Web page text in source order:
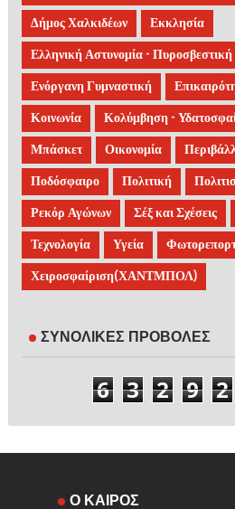
Δήμος Χαλκιδέων Εκκλησία
Ελληνική Αστυνομία - Πυροσβεστική
Ενόργανη Γυμναστική
Κοινωνία Κολύμβηση -
Μπάσκετ Οικονομία
Ποδόσφαιρο Πολιτική
Ρεκόρ Αγώνων Σέξ και Σχέσεις
Τεχνολογία Υγεία
Χειροσφαίριση(ΧΑΝΤΜΠΟΛ)
ΣΥΝΟΛΙΚΕΣ ΠΡΟΒΟΛΕΣ
6 3 2 9 2
Ο ΚΑΙΡΟΣ